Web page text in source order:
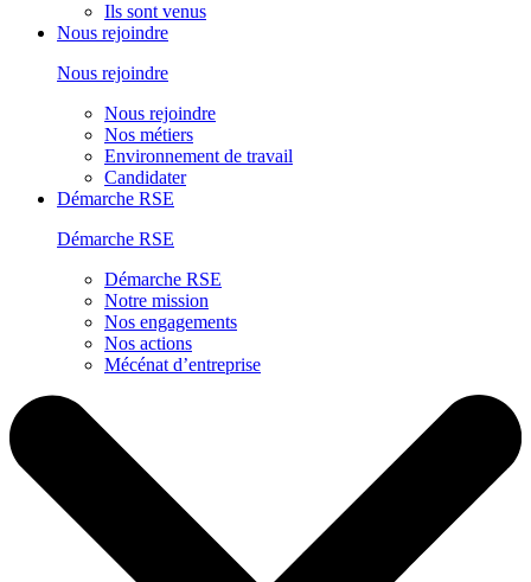
Ils sont venus
Nous rejoindre
Nous rejoindre
Nous rejoindre
Nos métiers
Environnement de travail
Candidater
Démarche RSE
Démarche RSE
Démarche RSE
Notre mission
Nos engagements
Nos actions
Mécénat d’entreprise